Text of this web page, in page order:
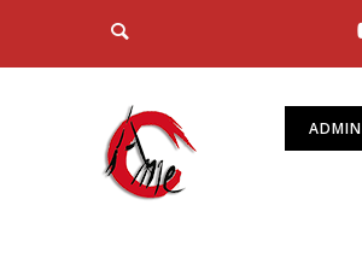
ADMIN